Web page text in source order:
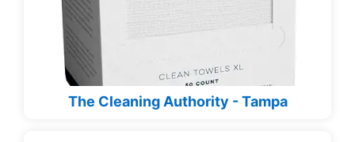
The Cleaning Authority - Tampa